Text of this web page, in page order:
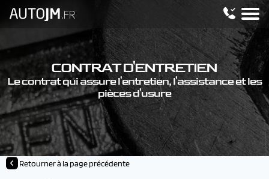
CONTRAT D'ENTRETIEN
Le contrat qui assure l'entretien, l'assistance et les
pièces d'usure
Retourner à la page précédente